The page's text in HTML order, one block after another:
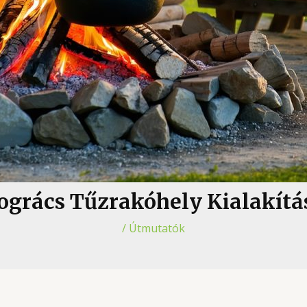
Tűzrakóhely
/ Útmutatók